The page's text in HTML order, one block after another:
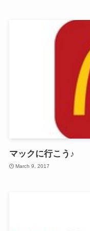
マックに行こう♪
March 9, 2017